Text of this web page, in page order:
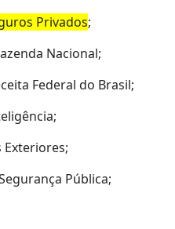
Privados;
Nacional;
Federal do Brasil;
Exteriores;
Pública;